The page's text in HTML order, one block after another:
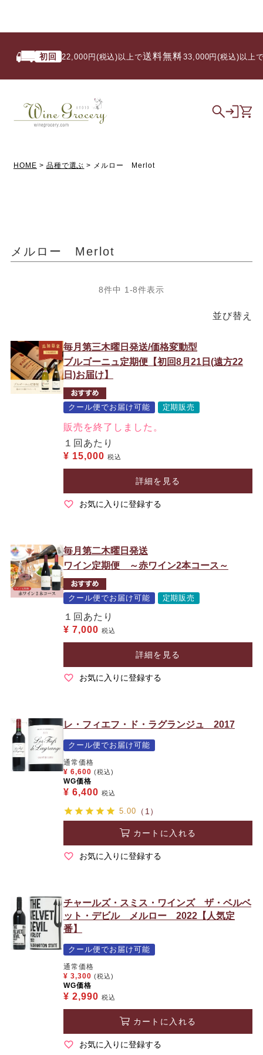
初回 22,000円(税込)以上で 送料無料/ 33,000円(税込)以上で
HOME 品種で選ぶ メルロー Merlot
メルロー Merlot
並び替え
8件中 1 -8件表示
毎月第三木曜日発送/価格変動型
ブルゴーニュ定期便【初回8月21日(遠方22
日)お届け】
クール便でお届け可能 定期販売
販売を終了しました。
１回あたり
¥ 15,000 税込
詳細を見る
お気に入りに登録する
毎月第二木曜日発送
ワイン定期便 ～赤ワイン2本コース～
クール便でお届け可能 定期販売
１回あたり
¥ 7,000 税込
詳細を見る
お気に入りに登録する
レ・フィエフ・ド・ラグランジュ 2017
クール便でお届け可能
通常価格
¥ 6,600 (税込)
WG価格
¥ 6,400 税込
5.00 （1）
カートに入れる
お気に入りに登録する
チャールズ・スミス・ワインズ ザ・ベルベ
ット・デビル メルロー 2022【人気定
番】
クール便でお届け可能
通常価格
¥ 3,300 (税込)
WG価格
¥ 2,990 税込
カートに入れる
お気に入りに登録する